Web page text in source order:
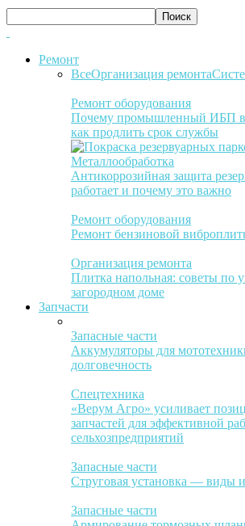
Ремонт
ВсеОрганизация ремонта
Ремонт оборудования
Почему промышленный ИБП
как продлить срок службы
Металлообработка
Антикоррозийная защита
работает и почему это важно
Ремонт оборудования
Ремонт бензиновой
Организация ремонта
Плитка напольная: советы по
загородном доме
Запчасти
Запасные части
Аккумуляторы для
долговечность
Спецтехника
«Верум Агро» усиливает
запчастей для эффективной
сельхозпредприятий
Запасные части
Струговая установка — виды
Запасные части